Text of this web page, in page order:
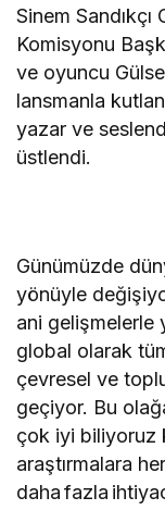
Sinem
Komisyonu
ve oyuncu
lansmanla
yazar ve
üstlendi.
Günümüzde
yönüyle
ani gelişmelerle
global olarak
çevresel ve
geçiyor. Bu
çok iyi biliyoruz
araştırmalara
daha fazla